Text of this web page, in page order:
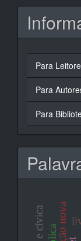
Para
Para
Para